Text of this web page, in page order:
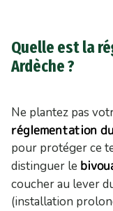
Quelle est la
Ardèche ?
Ne plantez pas
réglementation
pour protéger ce
distinguer le
coucher au lever
(installation